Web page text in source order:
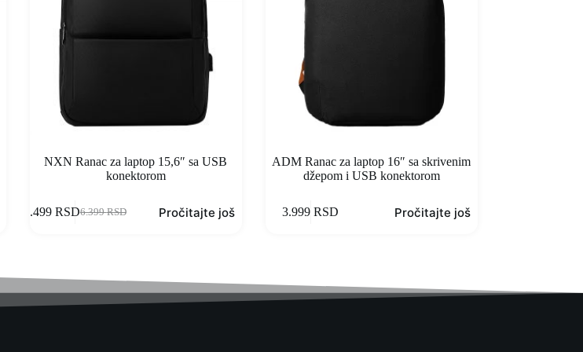
NXN Ranac za laptop 15,6″ sa USB
konektorom
6.399RSD
4.499 RSD Pročitajte još
ADM Ranac za laptop 16″ sa skrivenim
džepom i USB konektorom
3.999RSD Pročitajte još